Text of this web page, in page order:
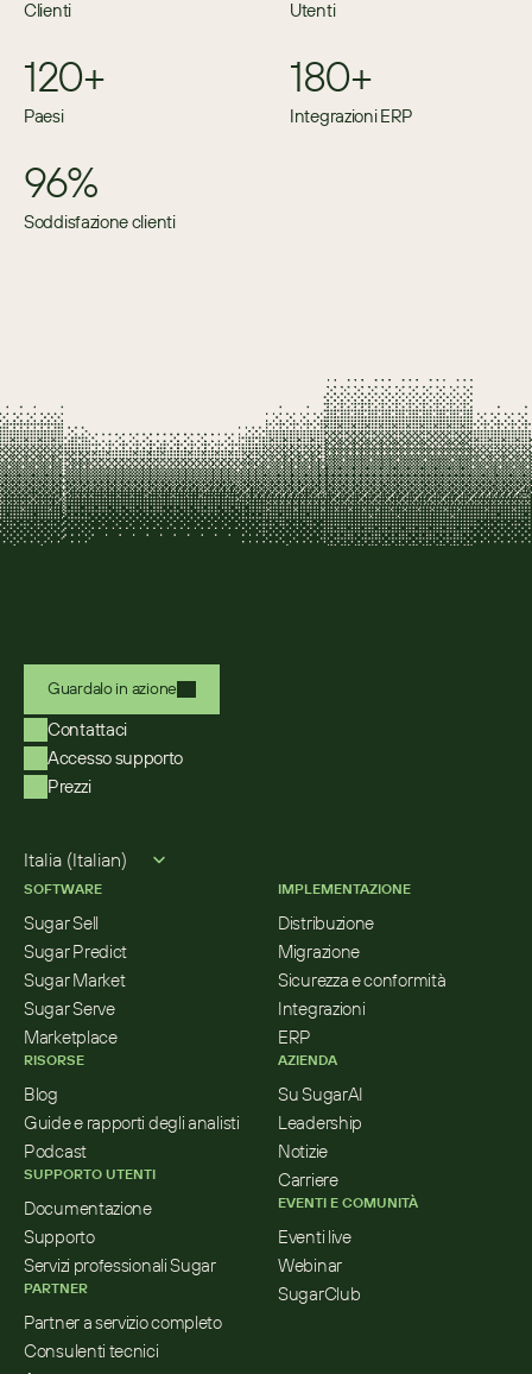
Clienti Utenti
120+
Paesi
180+
Integrazioni ERP
96%
Soddisfazione clienti
Guardalo in azione
Contattaci
Accesso supporto
Prezzi
Italia (Italian)
SOFTWARE
Sugar Sell
Sugar Predict
Sugar Market
Sugar Serve
Marketplace
RISORSE
Blog
Guide e rapporti degli analisti
Podcast
SUPPORTO UTENTI
Documentazione
Supporto
Servizi professionali Sugar
PARTNER
Partner a servizio completo
Consulenti tecnici
IMPLEMENTAZIONE
Distribuzione
Migrazione
Sicurezza e conformità
Integrazioni
ERP
AZIENDA
Su SugarAI
Leadership
Notizie
Carriere
EVENTI E COMUNITÀ
Eventi live
Webinar
SugarClub